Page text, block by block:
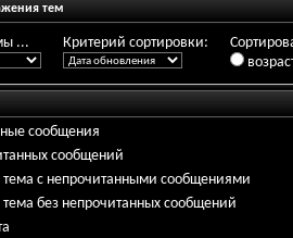
тем
... Критерий сортировки:
сообщения
сообщений
тема с непрочитанными сообщениями
без непрочитанных сообщений